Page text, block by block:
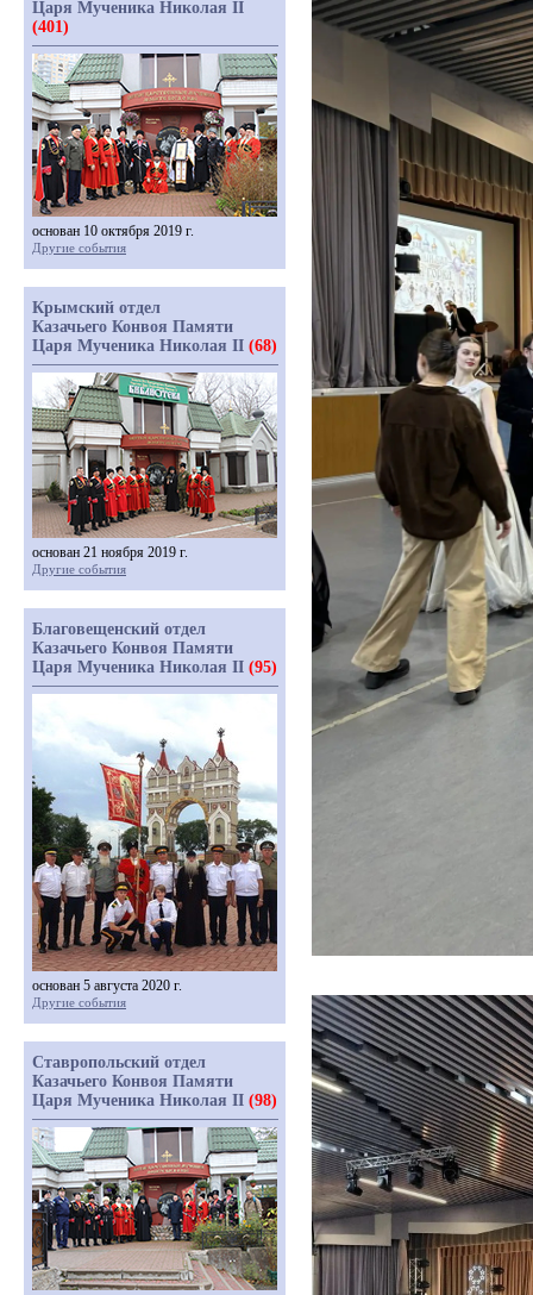
Царя Мученика Николая II
(401)
основан 10 октября 2019 г.
Другие события
Крымский отдел
Казачьего Конвоя Памяти
Царя Мученика Николая II (68)
основан 21 ноября 2019 г.
Другие события
Благовещенский отдел
Казачьего Конвоя Памяти
Царя Мученика Николая II (95)
основан 5 августа 2020 г.
Другие события
Ставропольский отдел
Казачьего Конвоя Памяти
Царя Мученика Николая II (98)